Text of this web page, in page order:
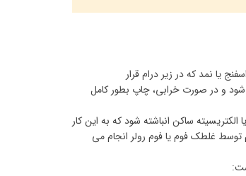
یا نمد که در زیر درام قرار
و در صورت خرابی، چاپ بطور کامل
ساکن انباشته شود که به این کار
غلطک فوم یا فوم رولر انجام می